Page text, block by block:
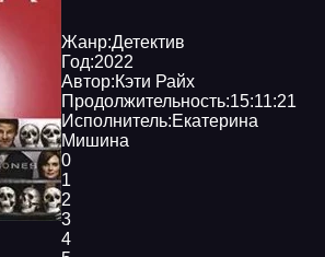
Жанр:Детектив
Год:2022
Автор:Кэти Райх
Продолжительность:15:11:21
Исполнитель:Екатерина
Мишина
0
1
2
3
4